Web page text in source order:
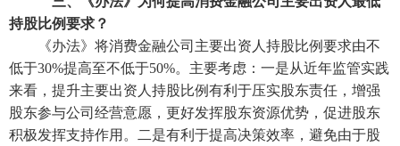
持股比例要求？
《办法》将消费金融公司主要出资人持股比例要求由不
低于30%提高至不低于50%。主要考虑：一是从近年监管实践
来看，提升主要出资人持股比例有利于压实股东责任，增强
股东参与公司经营意愿，更好发挥股东资源优势，促进股东
积极发挥支持作用。二是有利于提高决策效率，避免由于股